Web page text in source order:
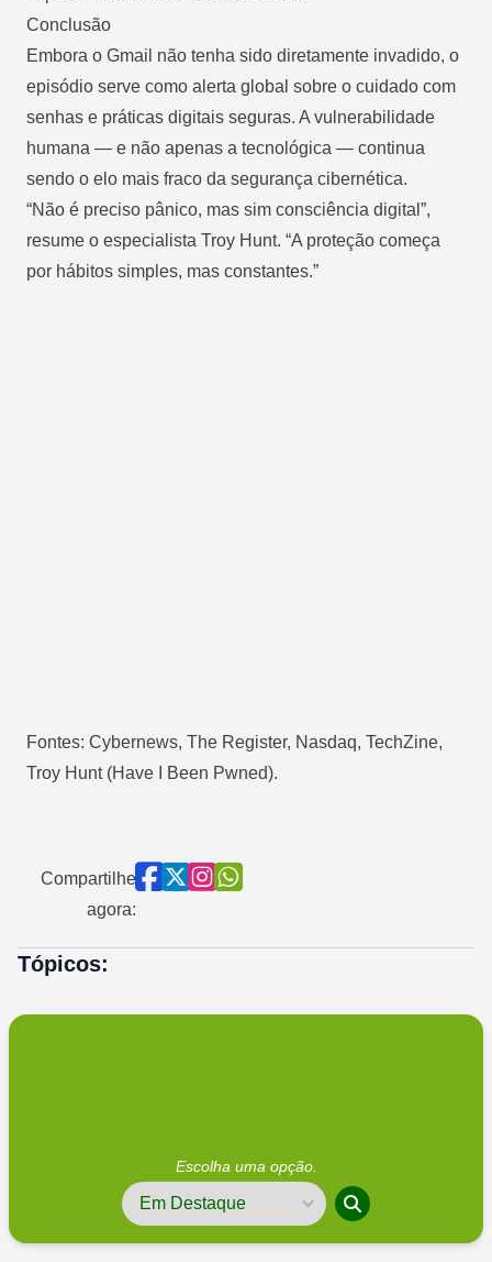
Conclusão
Embora o Gmail não tenha sido diretamente invadido, o
episódio serve como alerta global sobre o cuidado com
senhas e práticas digitais seguras. A vulnerabilidade
humana — e não apenas a tecnológica — continua
sendo o elo mais fraco da segurança cibernética.
“Não é preciso pânico, mas sim consciência digital”,
resume o especialista Troy Hunt. “A proteção começa
por hábitos simples, mas constantes.”
Fontes: Cybernews, The Register, Nasdaq, TechZine,
Troy Hunt (Have I Been Pwned).
Compartilhe
agora:
Tópicos:
Escolha uma opção.